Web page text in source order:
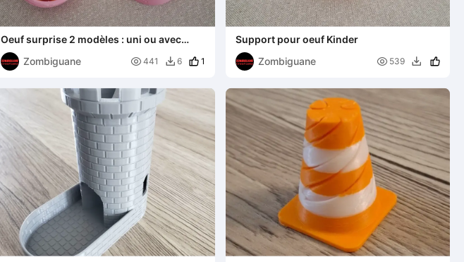
Oeuf surprise 2 modèles : uni ou avec
dessin poussin
Zombiguane
 441  6 1
Support pour oeuf Kinder
Zombiguane
 539 